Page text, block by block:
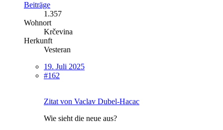
Beiträge
1.357
Wohnort
Krčevina
Herkunft
Vesteran
19. Juli 2025
#162
Zitat von Vaclav Dubel-Hacac
Wie sieht die neue aus?